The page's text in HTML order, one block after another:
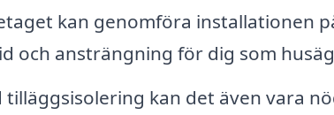
kan genomföra installationen
och ansträngning för dig som
kan det även vara